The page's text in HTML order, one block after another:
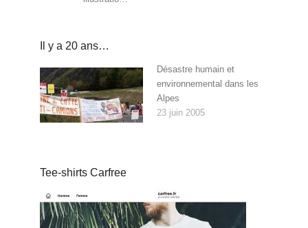
Il y a 20 ans…
Désastre humain et
environnemental dans les
Alpes
23 juin 2005
Tee-shirts Carfree